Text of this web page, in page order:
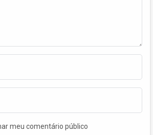
meu comentário público